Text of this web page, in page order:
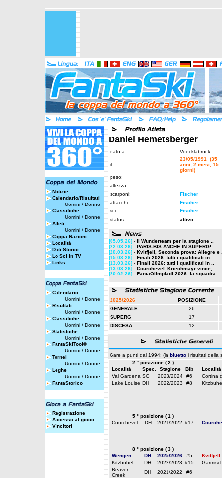
Notizie
Calendario/Risultati
Uomini / Donne
Classifiche
Uomini / Donne
Atleti
Uomini / Donne
Coppa Nazioni
Località
Dati Storici
Lo Sci in TV
Links
Calendario
Uomini / Donne
Risultati
Uomini / Donne
Classifiche
Uomini / Donne
Statistiche
Uomini / Donne
FantaSkiTool®
Uomini / Donne
Tornei
Uomini / Donne
Leghe
Uomini / Donne
FantaStorico
Registrazione
Accesso al gioco
Vincitori
Daniel Hemetsberger
nato a: Voecklabruck
il:
23/05/1991 (35
anni, 2 mesi, 15
giorni)
peso:
altezza:
scarponi:
Fischer
attacchi:
Fischer
sci:
Fischer
status:
attivo
[05.05.26] - Il Wunderteam per la stagione ..
[22.03.26] - PARIS-BIS ANCHE IN SUPERG!
[20.03.26] - Kvitfjell, Seconda prova: Allegre e
[15.03.26] - Finali 2026: tutti i qualificati in ..
[13.03.26] - Finali 2026: tutti i qualificati in ..
[13.03.26] - Courchevel: Kriechmayr vince, ..
[20.02.26] - FantaOlimpiadi 2026: la squadra ..
2025/2026
POSIZIONE
GENERALE
26
SUPERG
17
DISCESA
12
Gare a punti dal 1994: (in bluetto i risultati della
2 ° posizione ( 2 )
Località
Spec. Stagione
Bib
Val Gardena SG 2023/2024
#6
Lake Louise DH 2022/2023 #8
Località
Cortina d
5 ° posizione ( 1 )
Courchevel
DH 2021/2022 #17
8 ° posizione ( 3 )
Wengen
DH 2025/2026
#5
Kitzbuhel
DH 2022/2023 #15
Beaver
Creek
DH 2021/2022 #6
Kvitfjell